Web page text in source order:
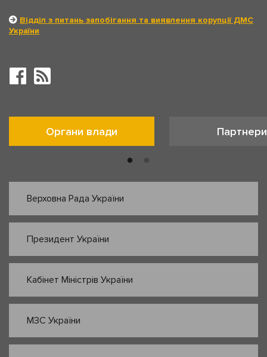
Відділ з питань запобігання та виявлення корупції ДМС
України
Органи влади Партнери
Верховна Рада України
Президент України
Кабінет Міністрів України
МЗС України